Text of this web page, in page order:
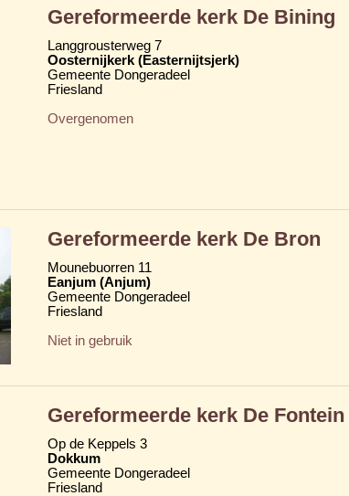
Gereformeerde kerk De Bining
Langgrousterweg 7
Oosternijkerk (Easternijtsjerk)
Gemeente Dongeradeel
Friesland
Overgenomen
Gereformeerde kerk De Bron
Mounebuorren 11
Eanjum (Anjum)
Gemeente Dongeradeel
Friesland
Niet in gebruik
Gereformeerde kerk De Fontein
Op de Keppels 3
Dokkum
Gemeente Dongeradeel
Friesland